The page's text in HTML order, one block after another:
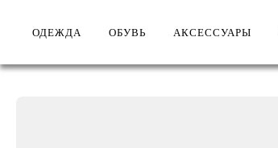
ОДЕЖДА ОБУВЬ АКСЕССУАРЫ